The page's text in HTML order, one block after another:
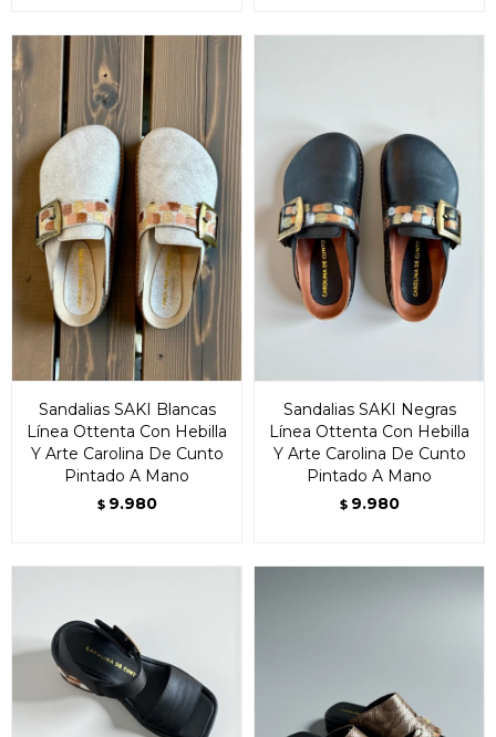
Sandalias SAKI Blancas
Línea Ottenta Con Hebilla
Y Arte Carolina De Cunto
Pintado A Mano
$ 9.980
Sandalias SAKI Negras
Línea Ottenta Con Hebilla
Y Arte Carolina De Cunto
Pintado A Mano
$ 9.980